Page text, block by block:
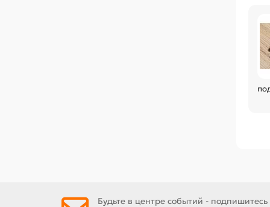
Будьте в центре событий - подпишитесь